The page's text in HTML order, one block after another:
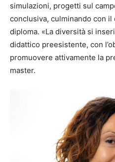
simulazioni, progetti sul
conclusiva, culminando con
diploma. «La diversità si
didattico preesistente, con
promuovere attivamente la
master.